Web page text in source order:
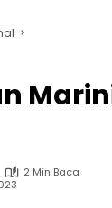
2 Min Baca